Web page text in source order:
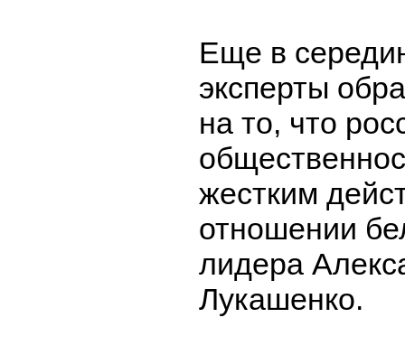
Еще в
эксперты
на то, что
жестким
отношении
лидера
Лукашенко.